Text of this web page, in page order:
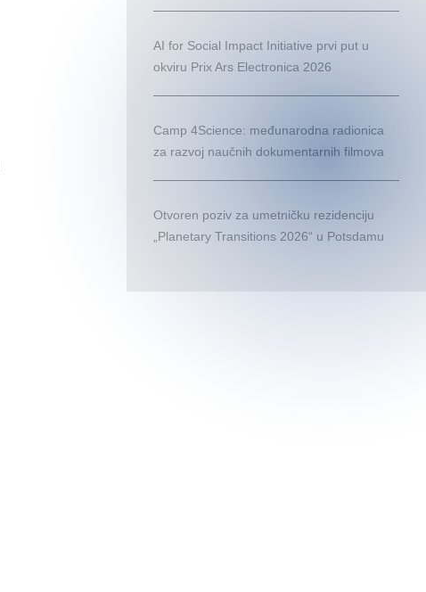
AI for Social Impact Initiative prvi put u
okviru Prix Ars Electronica 2026
Camp 4Science: međunarodna radionica
za razvoj naučnih dokumentarnih filmova
Otvoren poziv za umetničku rezidenciju
„Planetary Transitions 2026“ u Potsdamu